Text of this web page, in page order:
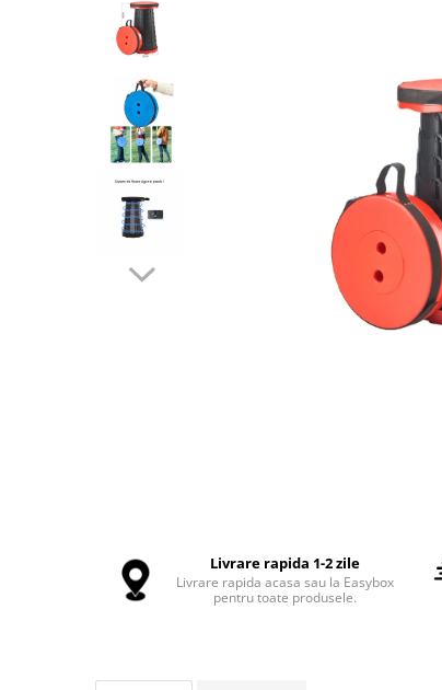
Accesorii si Protectii Mobilier
Intretinere Textile si Covoare
Accesorii Gradina
Adezivi & Benzi Adezive
Climatizare & Iluminare
Stickere si Accesorii Decorative
Oglinzi Acrilice Decorative
Livrare rapida 1-2 zile
Livrare rapida acasa sau la Easybox
pentru toate produsele.